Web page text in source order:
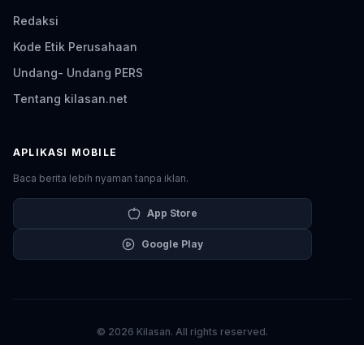
Redaksi
Kode Etik Perusahaan
Undang- Undang PERS
Tentang kilasan.net
APLIKASI MOBILE
Baca berita lebih nyaman tanpa iklan.
App Store
Google Play
© 2026 Kilasan. All rights reserved.